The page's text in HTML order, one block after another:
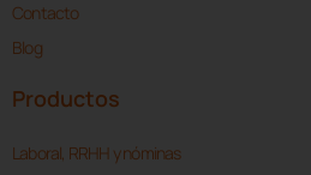
Contacto
Blog
Productos
Laboral, RRHH y nóminas